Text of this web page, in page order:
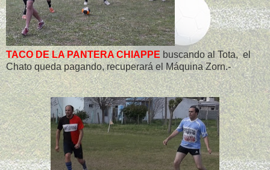
TACO DE LA PANTERA CHIAPPE buscando al Tota, el
Chato queda pagando, recuperará el Máquina Zorn.-